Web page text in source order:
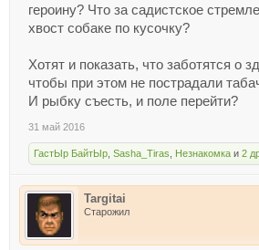
героину? Что за садистское
хвост собаке по кусочку?
Хотят и показать, что заботятся о
чтобы при этом не пострадали
И рыбку съесть, и поле перейти?
31 май 2016
ГастЫр БайтЫр Sasha_Tiras Незнакомка и 2
Targitai
Старожил